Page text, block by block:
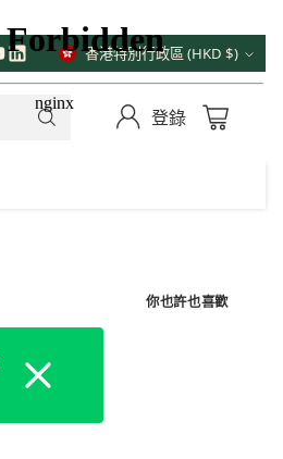
貨
幣
香港特別行政區 (HKD $)
登錄
Dismiss
你也許也喜歡